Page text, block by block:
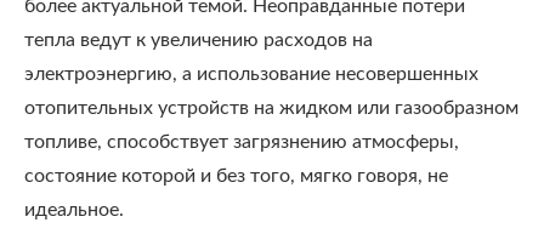
более актуальной темой. Неоправданные потери
тепла ведут к увеличению расходов на
электроэнергию, а использование несовершенных
отопительных устройств на жидком или газообразном
топливе, способствует загрязнению атмосферы,
состояние которой и без того, мягко говоря, не
идеальное.